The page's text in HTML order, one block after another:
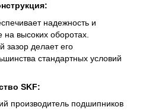
надежность и
на высоких оборотах.
делает его
стандартных условий
SKF:
производитель подшипников